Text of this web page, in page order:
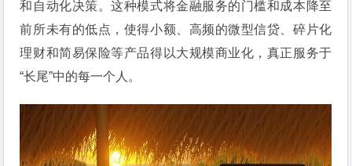
和自动化决策。这种模式将金融服务的门槛和成本降至
前所未有的低点，使得小额、高频的微型信贷、碎片化
理财和简易保险等产品得以大规模商业化，真正服务于
“长尾”中的每一个人。